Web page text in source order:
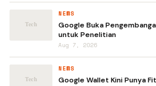
NEWS
Google Buka
untuk Penelitian
Aug 7, 2026
NEWS
Google Wallet Kini Punya